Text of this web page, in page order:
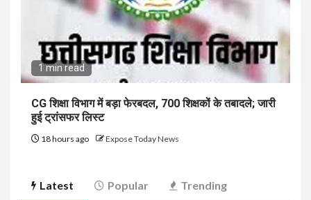
1 min read
CG शिक्षा विभाग में बड़ा फेरबदल, 700 शिक्षकों के तबादले; जारी
हुई ट्रांसफर लिस्ट
18 hours ago Expose Today News
Latest Popular Trending